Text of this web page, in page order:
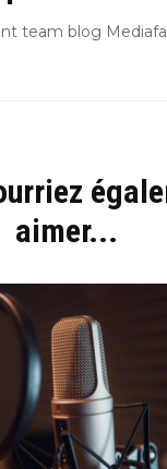
team blog
aimer...